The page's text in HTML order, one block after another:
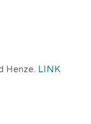
Henze. LINK